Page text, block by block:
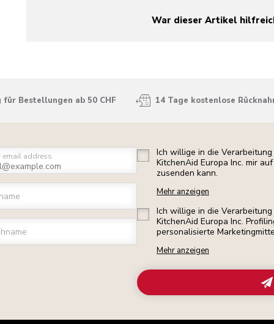
War dieser Artikel
yes
no
Bestellungen ab 50 CHF 14 Tage kostenlose
email address
Ich willige in die
KitchenAid Europa Inc. mir
zusenden kann.
Mehr anzeigen
Ich willige in die
KitchenAid Europa Inc.
personalisierte
Mehr anzeigen